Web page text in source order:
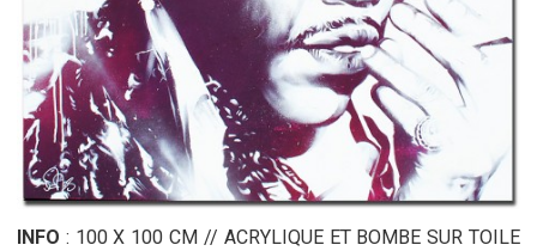
INFO : 100 X 100 CM // ACRYLIQUE ET BOMBE SUR TOILE